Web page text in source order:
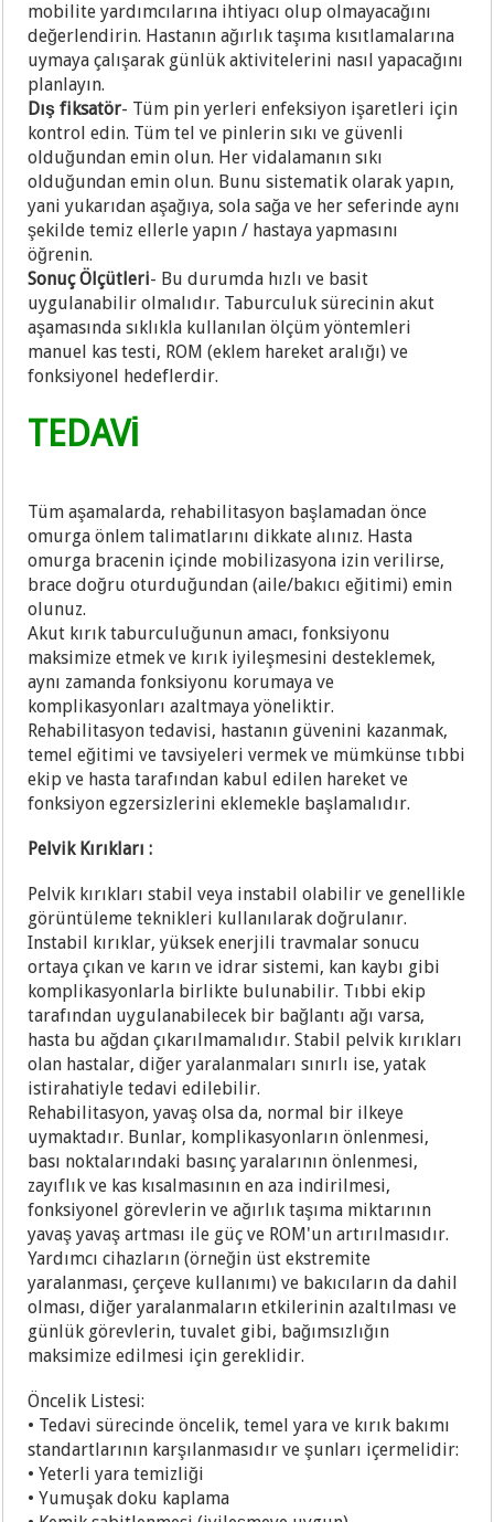
mobilite yardımcılarına ihtiyacı olup olmayacağını
değerlendirin. Hastanın ağırlık taşıma kısıtlamalarına
uymaya çalışarak günlük aktivitelerini nasıl yapacağını
planlayın.
Dış fiksatör- Tüm pin yerleri enfeksiyon işaretleri için
kontrol edin. Tüm tel ve pinlerin sıkı ve güvenli
olduğundan emin olun. Her vidalamanın sıkı
olduğundan emin olun. Bunu sistematik olarak yapın,
yani yukarıdan aşağıya, sola sağa ve her seferinde aynı
şekilde temiz ellerle yapın / hastaya yapmasını
öğrenin.
Sonuç Ölçütleri- Bu durumda hızlı ve basit
uygulanabilir olmalıdır. Taburculuk sürecinin akut
aşamasında sıklıkla kullanılan ölçüm yöntemleri
manuel kas testi, ROM (eklem hareket aralığı) ve
fonksiyonel hedeflerdir.
TEDAVİ
Tüm aşamalarda, rehabilitasyon başlamadan önce
omurga önlem talimatlarını dikkate alınız. Hasta
omurga bracenin içinde mobilizasyona izin verilirse,
brace doğru oturduğundan (aile/bakıcı eğitimi) emin
olunuz.
Akut kırık taburculuğunun amacı, fonksiyonu
maksimize etmek ve kırık iyileşmesini desteklemek,
aynı zamanda fonksiyonu korumaya ve
komplikasyonları azaltmaya yöneliktir.
Rehabilitasyon tedavisi, hastanın güvenini kazanmak,
temel eğitimi ve tavsiyeleri vermek ve mümkünse tıbbi
ekip ve hasta tarafından kabul edilen hareket ve
fonksiyon egzersizlerini eklemekle başlamalıdır.
Pelvik Kırıkları :
Pelvik kırıkları stabil veya instabil olabilir ve genellikle
görüntüleme teknikleri kullanılarak doğrulanır.
Instabil kırıklar, yüksek enerjili travmalar sonucu
ortaya çıkan ve karın ve idrar sistemi, kan kaybı gibi
komplikasyonlarla birlikte bulunabilir. Tıbbi ekip
tarafından uygulanabilecek bir bağlantı ağı varsa,
hasta bu ağdan çıkarılmamalıdır. Stabil pelvik kırıkları
olan hastalar, diğer yaralanmaları sınırlı ise, yatak
istirahatiyle tedavi edilebilir.
Rehabilitasyon, yavaş olsa da, normal bir ilkeye
uymaktadır. Bunlar, komplikasyonların önlenmesi,
bası noktalarındaki basınç yaralarının önlenmesi,
zayıflık ve kas kısalmasının en aza indirilmesi,
fonksiyonel görevlerin ve ağırlık taşıma miktarının
yavaş yavaş artması ile güç ve ROM'un artırılmasıdır.
Yardımcı cihazların (örneğin üst ekstremite
yaralanması, çerçeve kullanımı) ve bakıcıların da dahil
olması, diğer yaralanmaların etkilerinin azaltılması ve
günlük görevlerin, tuvalet gibi, bağımsızlığın
maksimize edilmesi için gereklidir.
Öncelik Listesi:
• Tedavi sürecinde öncelik, temel yara ve kırık bakımı
standartlarının karşılanmasıdır ve şunları içermelidir:
• Yeterli yara temizliği
• Yumuşak doku kaplama